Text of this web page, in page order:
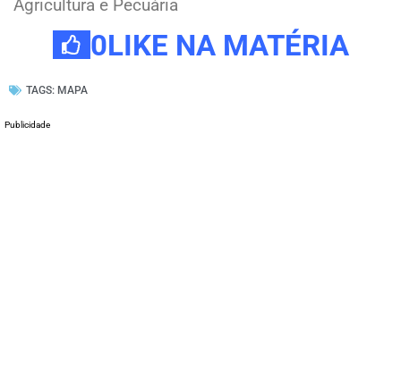
Agricultura e Pecuária
0LIKE NA MATÉRIA
TAGS: MAPA
Publicidade